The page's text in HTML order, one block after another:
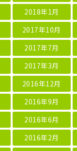
2018年1月
2017年10月
2017年7月
2017年3月
2016年12月
2016年9月
2016年6月
2016年2月